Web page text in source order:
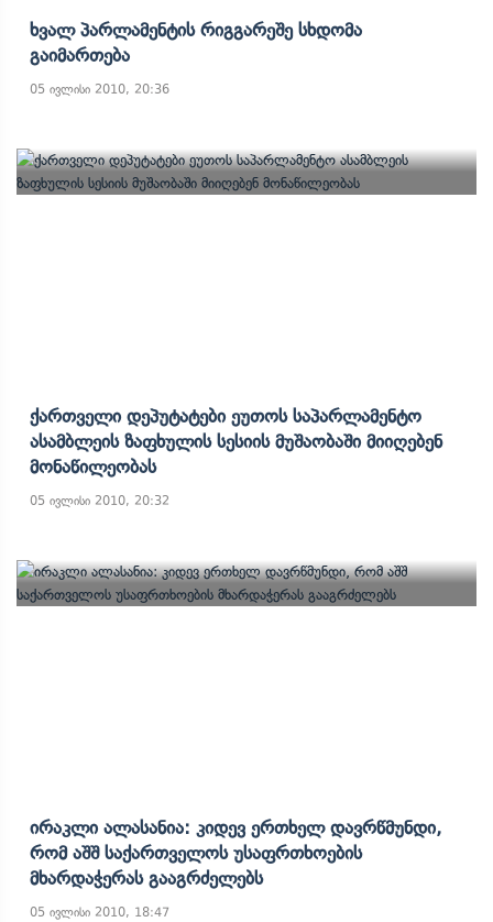
Ხვალ Პარლამენტის Რიგგარეშე Სხდომა
Გაიმართება
05 ივლისი 2010, 20:36
Ქართველი Დეპუტატები Ეუთოს Საპარლამენტო
Ასამბლეის Ზაფხულის Სესიის Მუშაობაში Მიიღებენ
Მონაწილეობას
05 ივლისი 2010, 20:32
Ირაკლი Ალასანია: Კიდევ Ერთხელ Დავრწმუნდი,
Რომ Აშშ Საქართველოს Უსაფრთხოების
Მხარდაჭერას Გააგრძელებს
05 ივლისი 2010, 18:47